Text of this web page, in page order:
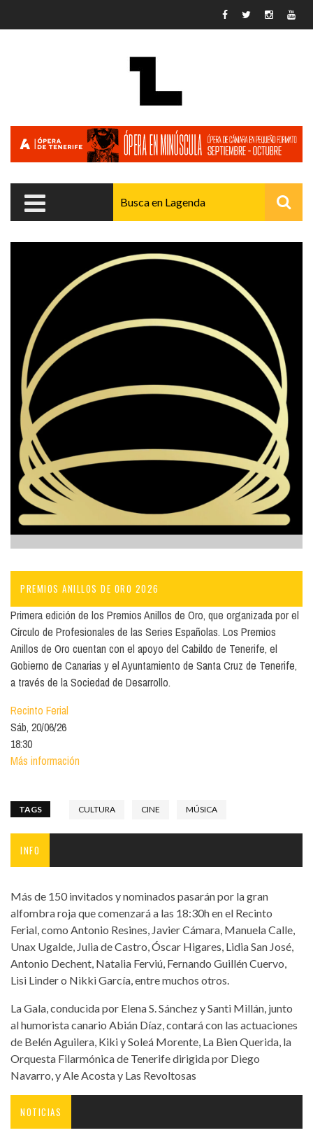
PREMIOS ANILLOS DE ORO 2026
Primera edición de los Premios Anillos de Oro, que organizada por el
Círculo de Profesionales de las Series Españolas. Los Premios
Anillos de Oro cuentan con el apoyo del Cabildo de Tenerife, el
Gobierno de Canarias y el Ayuntamiento de Santa Cruz de Tenerife,
a través de la Sociedad de Desarrollo.
Recinto Ferial
Sáb, 20/06/26
18:30
Más información
TAGS CULTURA CINE MÚSICA
INFO
Más de 150 invitados y nominados pasarán por la gran
alfombra roja que comenzará a las 18:30h en el Recinto
Ferial, como Antonio Resines, Javier Cámara, Manuela Calle,
Unax Ugalde, Julia de Castro, Óscar Higares, Lidia San José,
Antonio Dechent, Natalia Ferviú, Fernando Guillén Cuervo,
Lisi Linder o Nikki García, entre muchos otros.
La Gala, conducida por Elena S. Sánchez y Santi Millán, junto
al humorista canario Abián Díaz, contará con las actuaciones
de Belén Aguilera, Kiki y Soleá Morente, La Bien Querida, la
Orquesta Filarmónica de Tenerife dirigida por Diego
Navarro, y Ale Acosta y Las Revoltosas
NOTICIAS